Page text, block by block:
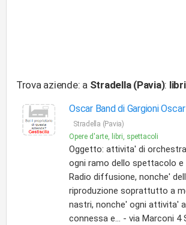
Trova aziende: a Stradella (Pavia): libri
Oscar Band di Gargioni Oscar
Stradella (Pavia)
Opere d'arte, libri, spettacoli
Oggetto: attivita' di
ogni ramo dello spettacolo e
Radio diffusione, nonche'
riproduzione soprattutto a
nastri, nonche' ogni attivita'
connessa e... - via Marconi 4